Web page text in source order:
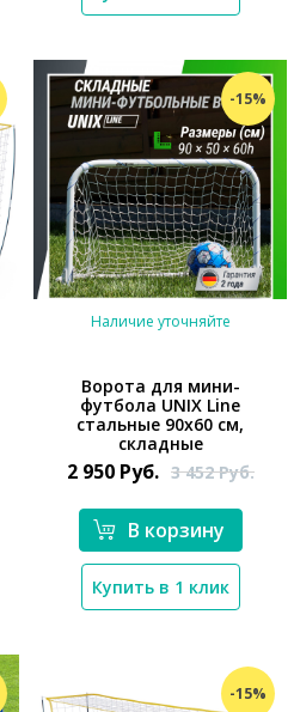
-15%
*}
Наличие уточняйте
Ворота для мини-
футбола UNIX Line
стальные 90x60 см,
складные
2 950 Руб. 3 452Руб.
В корзину
Купить в 1 клик
-15%